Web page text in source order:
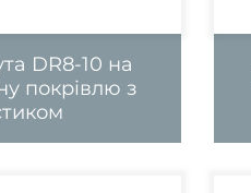
DR8-10 на
покрівлю з